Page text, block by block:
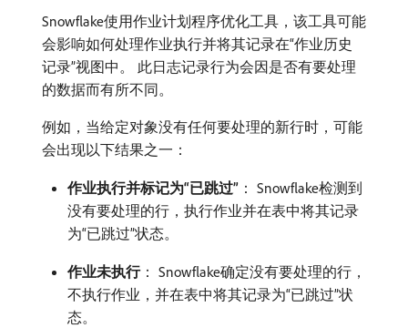
Snowflake使用作业计划程序优化工具，该工具可能
会影响如何处理作业执行并将其记录在“作业历史
记录”视图中。 此日志记录行为会因是否有要处理
的数据而有所不同。
例如，当给定对象没有任何要处理的新行时，可能
会出现以下结果之一：
作业执行并标记为“已跳过” ： Snowflake检测到
没有要处理的行，执行作业并在表中将其记录
为“已跳过”状态。
作业未执行： Snowflake确定没有要处理的行，
不执行作业，并在表中将其记录为“已跳过”状
态。